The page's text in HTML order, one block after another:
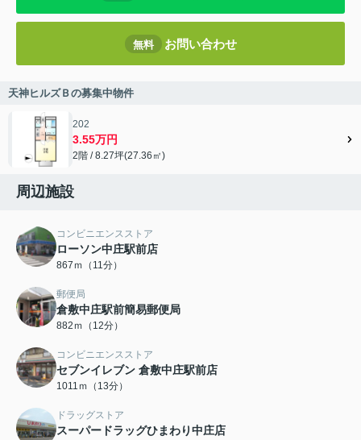
無料 お問い合わせ
天神ヒルズＢの募集中物件
202
3.55万円
2階 / 8.27坪(27.36㎡)
周辺施設
コンビニエンスストア
ローソン中庄駅前店
867ｍ（11分）
郵便局
倉敷中庄駅前簡易郵便局
882ｍ（12分）
コンビニエンスストア
セブンイレブン 倉敷中庄駅前店
1011ｍ（13分）
ドラッグストア
スーパードラッグひまわり中庄店